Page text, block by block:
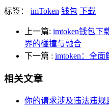
标签： imToken 钱包 下载
上一篇: imtoken钱包下
界的碰撞与融合
下一篇 : imtoken：全
相关文章
你的请求涉及违法违规